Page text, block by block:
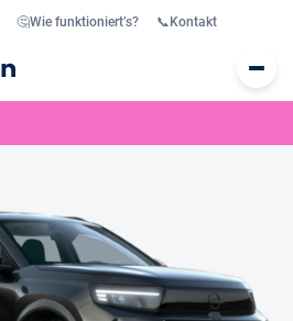
🤔Wie funktioniert’s? 📞 Kontakt